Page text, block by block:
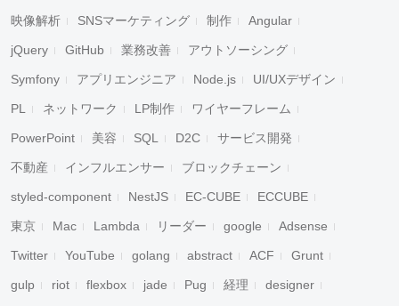
映像解析 SNSマーケティング 制作 Angular
jQuery GitHub 業務改善 アウトソーシング
Symfony アプリエンジニア Node.js UI/UXデザイン
PL ネットワーク LP制作 ワイヤーフレーム
PowerPoint 美容 SQL D2C サービス開発
不動産 インフルエンサー ブロックチェーン
styled-component NestJS EC-CUBE ECCUBE
東京 Mac Lambda リーダー google Adsense
Twitter YouTube golang abstract ACF Grunt
gulp riot flexbox jade Pug 経理 designer